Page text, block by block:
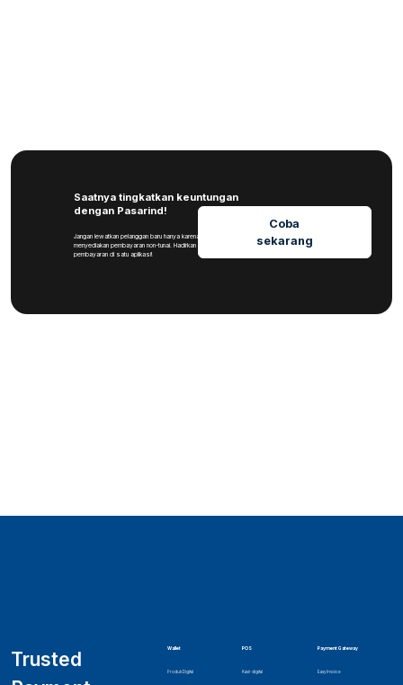
Saatnya tingkatkan keuntungan
dengan Pasarind!
Jangan lewatkan pelanggan baru hanya karena tidak
menyediakan pembayaran non-tunai. Hadirkan ragam metode
pembayaran di satu aplikasi!
Coba
sekarang
Trusted
Wallet
Produk Digital
POS
Kasir digital
Payment Gateway
Easy Invoice